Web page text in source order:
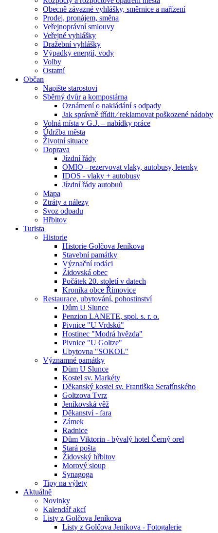
Obecně závazné vyhlášky, směrnice a nařízení
Prodej, pronájem, směna
Veřejnoprávní smlouvy
Veřejné vyhlášky
Dražební vyhlášky
Výpadky energií, vody
Volby
Ostatní
Občan
Napište starostovi
Sběrný dvůr a kompostárna
Oznámení o nakládání s odpady
Jak správně třídit ⁄ reklamovat poškozené nádoby
Volná místa v G.J. – nabídky práce
Údržba města
Životní situace
Doprava
Jízdní řády
OMIO - rezervovat vlaky, autobusy, letenky
IDOS - vlaky + autobusy
Jízdní řády autobuů
Mapa
Ztráty a nálezy
Svoz odpadu
Hřbitov
Turista
Historie
Historie Golčova Jeníkova
Stavební památky
Význační rodáci
Židovská obec
Počátek 20. století v datech
Kronika obce Římovice
Restaurace, ubytování, pohostinství
Dům U Slunce
Penzion LANETE, spol. s. r. o.
Pivnice "U Vrdsků"
Hostinec "Modrá hvězda"
Pivnice "U Goltze"
Ubytovna "SOKOL"
Významné památky
Dům U Slunce
Kostel sv. Markéty
Děkanský kostel sv. Františka Serafínského
Goltzova Tvrz
Jeníkovská věž
Děkanství - fara
Zámek
Radnice
Dům Viktorin - bývalý hotel Černý orel
Stará pošta
Židovský hřbitov
Morový sloup
Synagoga
Tipy na výlety
Aktuálně
Novinky
Kalendář akcí
Listy z Golčova Jeníkova
Listy z Golčova Jeníkova - Fotogalerie